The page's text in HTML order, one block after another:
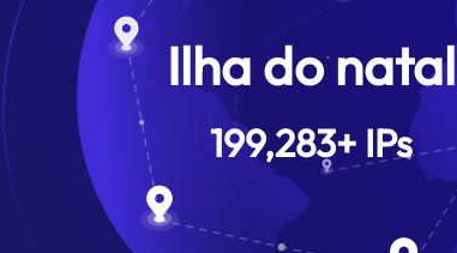
Ilha do natal
199,283+ IPs